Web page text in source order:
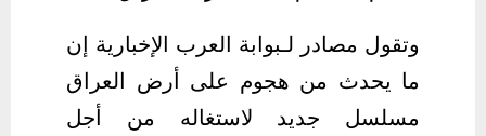
وتقول مصادر لـبوابة العرب الإخبارية إن
ما يحدث من هجوم على أرض العراق
مسلسل جديد لاستغاله من أجل